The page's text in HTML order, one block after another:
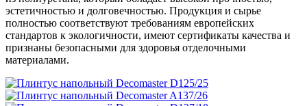
эстетичностью и долговечностью. Продукция и сырье
полностью соответствуют требованиям европейских
стандартов к экологичности, имеют сертификаты качества и
признаны безопасными для здоровья отделочными
материалами.